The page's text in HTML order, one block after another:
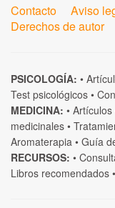
Contacto Aviso
Derechos de autor
PSICOLOGÍA: •
Test psicológicos •
MEDICINA: • Artículos
medicinales •
Aromaterapia • Guía
RECURSOS: •
Libros recomendados •